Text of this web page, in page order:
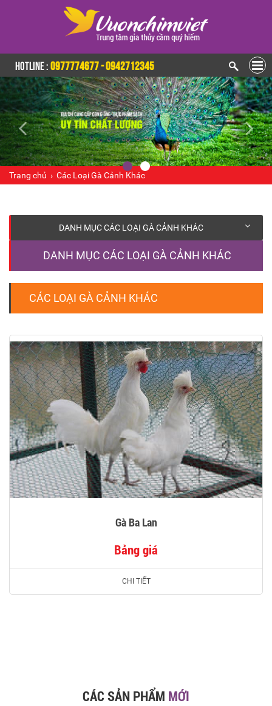
HOTLINE :0977774677 - 0942712345
Trang chủ › Các Loại Gà Cảnh Khác
DANH MỤC CÁC LOẠI GÀ CẢNH KHÁC
DANH MỤC CÁC LOẠI GÀ CẢNH KHÁC
CÁC LOẠI GÀ CẢNH KHÁC
Gà Ba Lan
Bảng giá
CHI TIẾT
CÁC SẢN PHẨM MỚI